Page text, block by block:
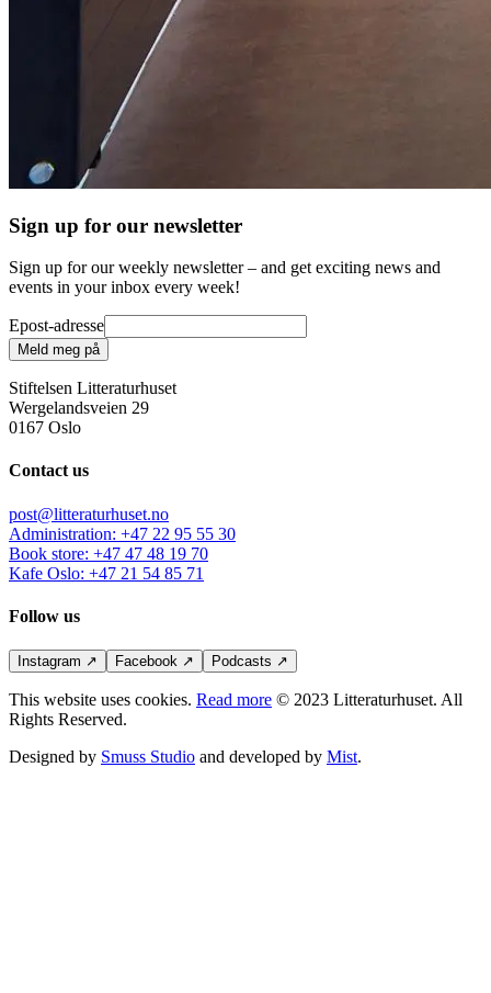
Sign up for our newsletter
Sign up for our weekly newsletter – and get exciting news and
events in your inbox every week!
Epost-adresse
Meld meg på
Stiftelsen Litteraturhuset
Wergelandsveien 29
0167 Oslo
Contact us
post@litteraturhuset.no
Administration: +47 22 95 55 30
Book store: +47 47 48 19 70
Kafe Oslo: +47 21 54 85 71
Follow us
Instagram ↗ Facebook ↗ Podcasts ↗
This website uses cookies. Read more © 2023 Litteraturhuset. All
Rights Reserved.
Designed by Smuss Studio and developed by Mist.